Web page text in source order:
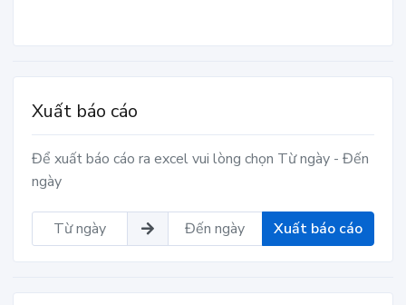
Xuất báo cáo
Để xuất báo cáo ra excel vui lòng chọn Từ ngày - Đến
ngày
Xuất báo cáo